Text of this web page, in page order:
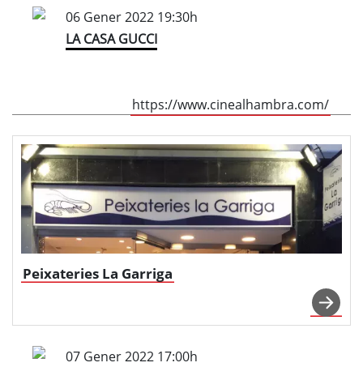
06 Gener 2022 19:30h
LA CASA GUCCI
https://www.cinealhambra.com/
Peixateries La Garriga
07 Gener 2022 17:00h